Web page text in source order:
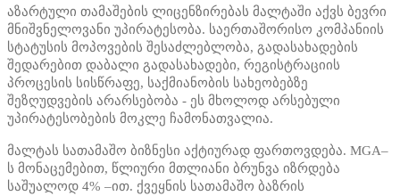
აზარტული თამაშების ლიცენზირებას მალტაში აქვს ბევრი
მნიშვნელოვანი უპირატესობა. საერთაშორისო კომპანიის
სტატუსის მოპოვების შესაძლებლობა, გადასახადების
შედარებით დაბალი გადასახადები, რეგისტრაციის
პროცესის სისწრაფე, საქმიანობის სახეობებზე
შეზღუდვების არარსებობა - ეს მხოლოდ არსებული
უპირატესობების მოკლე ჩამონათვალია.
მალტას სათამაშო ბიზნესი აქტიურად ფართოვდება. MGA–
ს მონაცემებით, წლიური მთლიანი ბრუნვა იზრდება
საშუალოდ 4% –ით. ქვეყნის სათამაშო ბაზრის